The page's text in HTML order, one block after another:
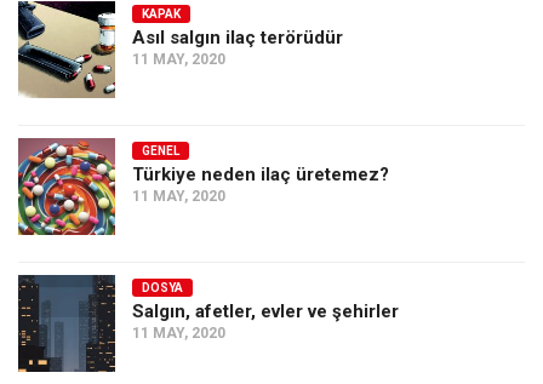
KAPAK
Asıl salgın ilaç terörüdür
11 MAY, 2020
GENEL
Türkiye neden ilaç üretemez?
11 MAY, 2020
DOSYA
Salgın, afetler, evler ve şehirler
11 MAY, 2020